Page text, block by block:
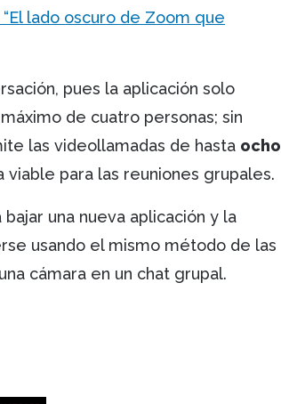
lado oscuro de Zoom que
pues la aplicación solo
de cuatro personas; sin
las videollamadas de hasta ocho
para las reuniones grupales.
una nueva aplicación y la
usando el mismo método de las
cámara en un chat grupal.